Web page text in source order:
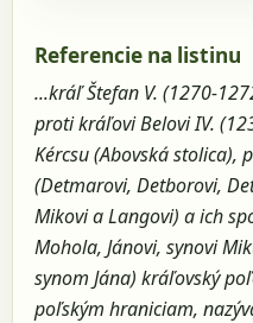
Referencie na listinu
...kráľ Štefan V. (1270-
proti kráľovi Belovi IV.
Kércsu (Abovská stolica),
(Detmarovi, Detborovi,
Mikovi a Langovi) a ich
Mohola, Jánovi, synovi
synom Jána) kráľovský
poľským hraniciam,